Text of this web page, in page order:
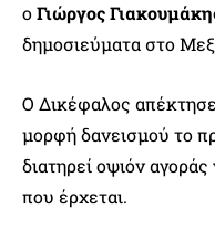
οΓιώργος
δημοσιεύματα στο
Ο Δικέφαλος
μορφή δανεισμού το
διατηρεί οψιόν
που έρχεται.